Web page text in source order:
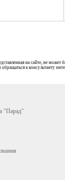
на сайте, не может
к консультанту
"Парад"